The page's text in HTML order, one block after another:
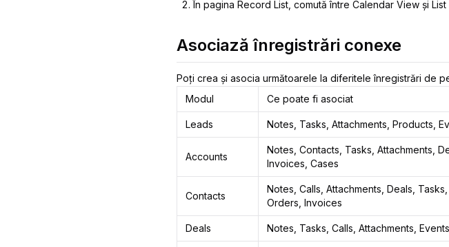
În pagina Record List, comută între Calendar View și
Asociază înregistrări conexe
Poți crea și asocia următoarele la diferitele înregistrări de
Modul
Ce poate fi asociat
Leads Notes, Tasks, Attachments, Products,
Accounts
Notes, Contacts, Tasks, Attachments,
Invoices, Cases
Contacts
Notes, Calls, Attachments, Deals,
Orders, Invoices
Deals Notes, Tasks, Calls, Attachments,